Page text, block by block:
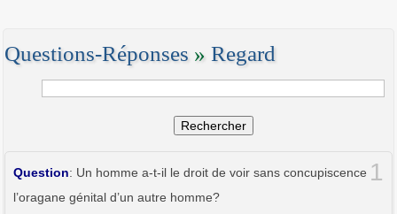
Questions-Réponses » Regard
Rechercher
1
Question: Un homme a-t-il le droit de voir sans concupiscence
l’oragane génital d’un autre homme?